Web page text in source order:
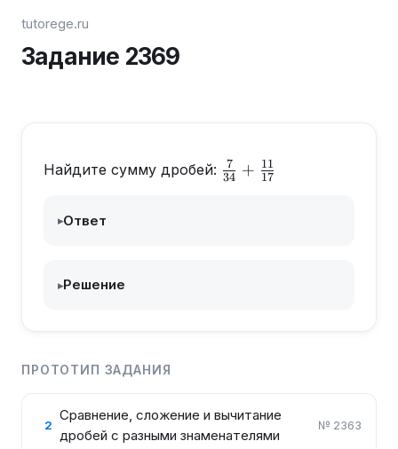
tutorege.ru
Задание 2369
Найдите сумму дробей: \frac{7}
34
7 + 17
11
▸Ответ
▸Решение
ПРОТОТИП ЗАДАНИЯ
2
Сравнение, сложение и вычитание
дробей с разными знаменателями
№ 2363